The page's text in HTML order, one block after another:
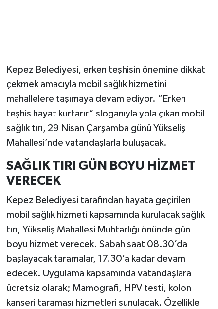
Kepez Belediyesi, erken teşhisin önemine dikkat
çekmek amacıyla mobil sağlık hizmetini
mahallelere taşımaya devam ediyor. “Erken
teşhis hayat kurtarır” sloganıyla yola çıkan mobil
sağlık tırı, 29 Nisan Çarşamba günü Yükseliş
Mahallesi’nde vatandaşlarla buluşacak.
SAĞLIK TIRI GÜN BOYU HİZMET
VERECEK
Kepez Belediyesi tarafından hayata geçirilen
mobil sağlık hizmeti kapsamında kurulacak sağlık
tırı, Yükseliş Mahallesi Muhtarlığı önünde gün
boyu hizmet verecek. Sabah saat 08.30’da
başlayacak taramalar, 17.30’a kadar devam
edecek. Uygulama kapsamında vatandaşlara
ücretsiz olarak; Mamografi, HPV testi, kolon
kanseri taraması hizmetleri sunulacak. Özellikle